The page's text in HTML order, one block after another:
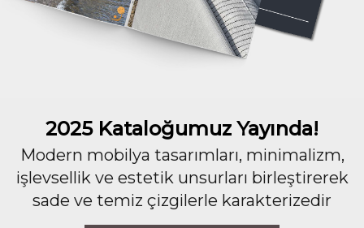
2025 Kataloğumuz Yayında!
Modern mobilya tasarımları, minimalizm,
işlevsellik ve estetik unsurları birleştirerek
sade ve temiz çizgilerle karakterizedir